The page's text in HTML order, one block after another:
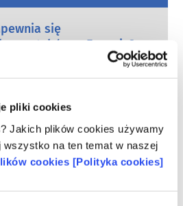
pliki cookies
Jakich plików cookies używamy
na ten temat w naszej
cookies [Polityka cookies]
się
w Europie?
organy regulacyjne
kosmetycznych.
o substancjach
hormonalną
się, że są